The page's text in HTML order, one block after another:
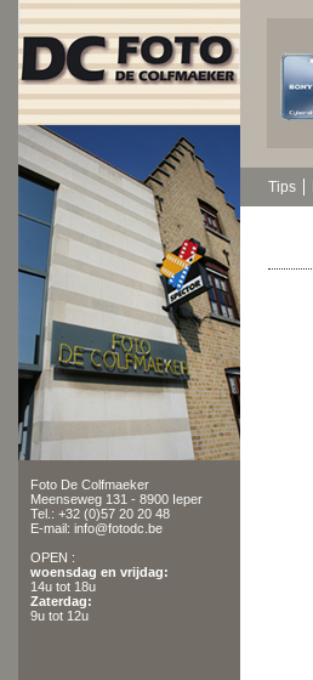
Foto De Colfmaeker
Meenseweg 131 - 8900 Ieper
Tel.: +32 (0)57 20 20 48
E-mail: info@fotodc.be
OPEN :
woensdag en vrijdag:
14u tot 18u
Zaterdag:
9u tot 12u
Tips